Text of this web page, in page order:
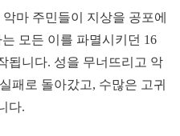
악마 주민들이 지상을 공포에
모든 이를 파멸시키던 16
됩니다. 성을 무너뜨리고 악
패로 돌아갔고, 수많은 고귀
다.